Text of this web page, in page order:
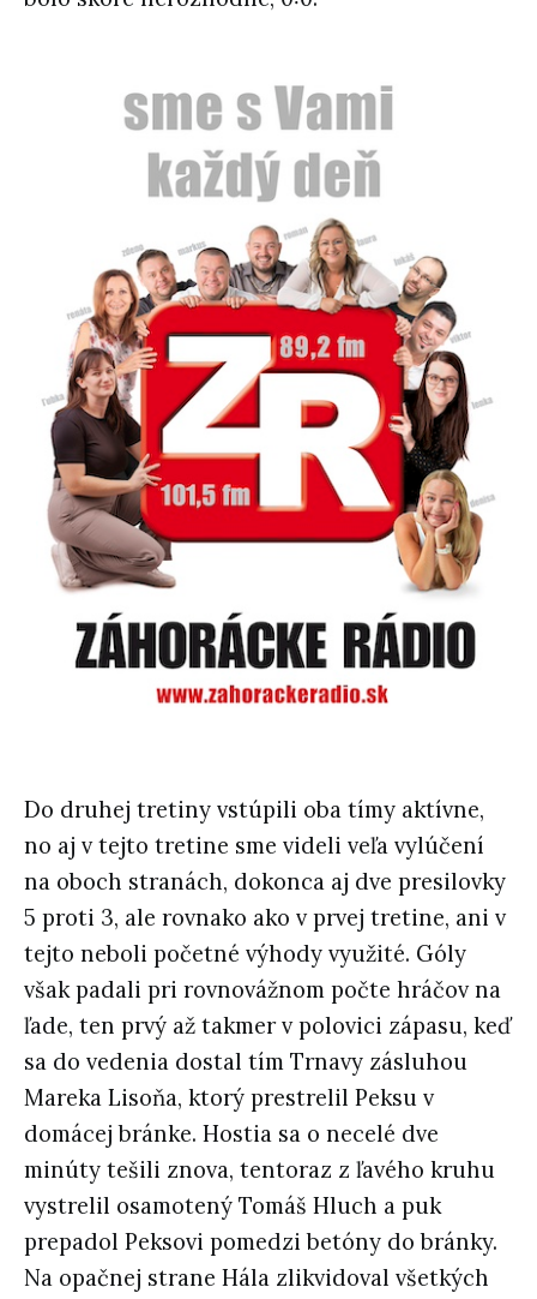
Do druhej tretiny vstúpili oba tímy aktívne,
no aj v tejto tretine sme videli veľa vylúčení
na oboch stranách, dokonca aj dve presilovky
5 proti 3, ale rovnako ako v prvej tretine, ani v
tejto neboli početné výhody využité. Góly
však padali pri rovnovážnom počte hráčov na
ľade, ten prvý až takmer v polovici zápasu, keď
sa do vedenia dostal tím Trnavy zásluhou
Mareka Lisoňa, ktorý prestrelil Peksu v
domácej bránke. Hostia sa o necelé dve
minúty tešili znova, tentoraz z ľavého kruhu
vystrelil osamotený Tomáš Hluch a puk
prepadol Peksovi pomedzi betóny do bránky.
Na opačnej strane Hála zlikvidoval všetkých